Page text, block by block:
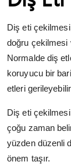
Diş eti
doğru çekilmesi
Normalde diş
koruyucu bir
etleri
Diş eti
çoğu zaman
yüzden düzenli
önem taşır.